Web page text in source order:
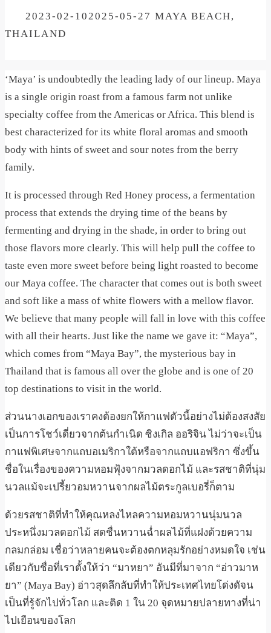
2023-02-10 2025-05-27 MAYA BEACH,
THAILAND
‘Maya’ is undoubtedly the leading lady of our lineup. Maya
is a single origin roast from a famous farm not unlike
specialty coffee from the Americas or Africa. This blend is
best characterized for its white floral aromas and smooth
body with hints of sweet and sour notes from the berry
family.
It is processed through Red Honey process, a fermentation
process that extends the drying time of the beans by
fermenting and drying in the shade, in order to bring out
those flavors more clearly. This will help pull the coffee to
taste even more sweet before being light roasted to become
our Maya coffee. The character that comes out is both sweet
and soft like a mass of white flowers with a mellow flavor.
We believe that many people will fall in love with this coffee
with all their hearts. Just like the name we gave it: “Maya”,
which comes from “Maya Bay”, the mysterious bay in
Thailand that is famous all over the globe and is one of 20
top destinations to visit in the world.
ส่วนนางเอกของเราคงต้องยกให้กาแฟตัวนี้อย่างไม่ต้องสงสัย​
เป็นการโชว์เดี่ยวจากต้นกำเนิด ซิงเกิล ออริจิน ไม่ว่าจะเป็น
กาแฟพิเศษจากแถบอเมริกาใต้หรือจากแถบแอฟริกา ซึ่งขึ้น
ชื่อในเรื่องของความหอมฟุ้งจากมวลดอกไม้ และรสชาติที่นุ่ม
นวลแม้จะเปรี้ยวอมหวานจากผลไม้ตระกูลเบอรี่ก็ตาม
ด้วยรสชาติที่ทำให้คุณหลงไหลความหอมหวานนุ่มนวล
ประหนึ่งมวลดอกไม้ สดชื่นหวานฉ่ำผลไม้ที่แฝงด้วยความ
กลมกล่อม เชื่อว่าหลายคนจะต้องตกหลุมรักอย่างหมดใจ เช่น
เดียวกับชื่อที่เราตั้งให้ว่า “มาหยา” อันมีที่มาจาก “อ่าวมาห
ยา” (Maya Bay) อ่าวสุดลึกลับที่ทำให้ประเทศไทยโด่งดัจน
เป็นที่รู้จักไปทั่วโลก และติด 1 ใน 20 จุดหมายปลายทางที่น่า
ไปเยือนของโลก